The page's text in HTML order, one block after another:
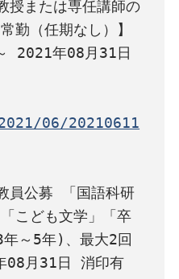
授または専任講師の
勤（任期なし）】
2021年08月31日
06/20210611
員公募 「国語科研
こども文学」「卒
～5年)、最大2回
08月31日 消印有